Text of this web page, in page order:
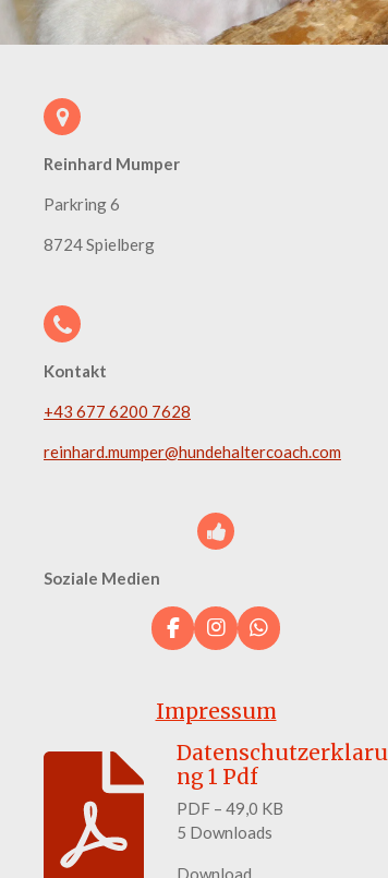
Reinhard Mumper
Parkring 6
8724 Spielberg
Kontakt
+43 677 6200 7628
reinhard.mumper@hundehaltercoach.com
Soziale Medien
F
a
b
o
k
I
n
a
r
a
W
h
s
p
p
Impressum
Datenschutzerklaru
ng 1 Pdf
PDF – 49,0 KB
5 Downloads
Download